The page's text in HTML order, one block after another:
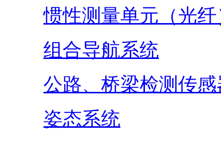
惯性测量单元（光纤
组合导航系统
公路、桥梁检测传感
姿态系统